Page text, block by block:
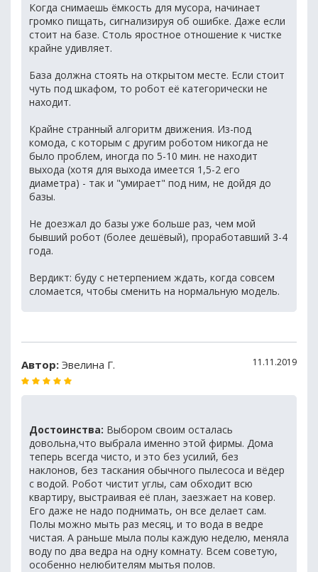
Когда снимаешь ёмкость для мусора, начинает
громко пищать, сигнализируя об ошибке. Даже если
стоит на базе. Столь яростное отношение к чистке
крайне удивляет.
База должна стоять на открытом месте. Если стоит
чуть под шкафом, то робот её категорически не
находит.
Крайне странный алгоритм движения. Из-под
комода, с которым с другим роботом никогда не
было проблем, иногда по 5-10 мин. не находит
выхода (хотя для выхода имеется 1,5-2 его
диаметра) - так и "умирает" под ним, не дойдя до
базы.
Не доезжал до базы уже больше раз, чем мой
бывший робот (более дешёвый), проработавший 3-4
года.
Вердикт: буду с нетерпением ждать, когда совсем
сломается, чтобы сменить на нормальную модель.
Автор: Эвелина Г. 11.11.2019
Достоинства: Выбором своим осталась
довольна,что выбрала именно этой фирмы. Дома
теперь всегда чисто, и это без усилий, без
наклонов, без таскания обычного пылесоса и вёдер
с водой. Робот чистит углы, сам обходит всю
квартиру, выстраивая её план, заезжает на ковер.
Его даже не надо поднимать, он все делает сам.
Полы можно мыть раз месяц, и то вода в ведре
чистая. А раньше мыла полы каждую неделю, меняла
воду по два ведра на одну комнату. Всем советую,
особенно нелюбителям мытья полов.